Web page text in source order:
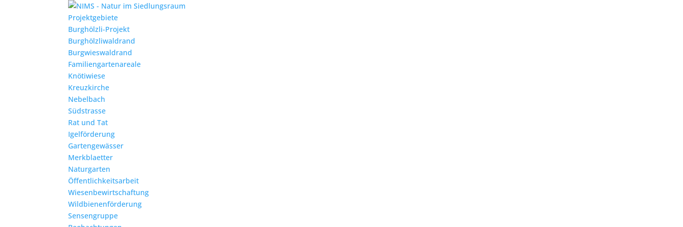
Projektgebiete
Burghölzli-Projekt
Burghölzliwaldrand
Burgwieswaldrand
Familiengartenareale
Knötiwiese
Kreuzkirche
Nebelbach
Südstrasse
Rat und Tat
Igelförderung
Gartengewässer
Merkblaetter
Naturgarten
Öffentlichkeitsarbeit
Wiesenbewirtschaftung
Wildbienenförderung
Sensengruppe